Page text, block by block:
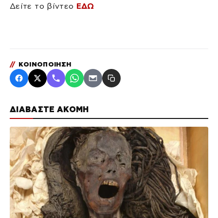
ΔΙΑΒΑΣΤΕ ΑΚΟΜΗ
Δείτε το βίντεο ΕΔΩ
// ΚΟΙΝΟΠΟΙΗΣΗ